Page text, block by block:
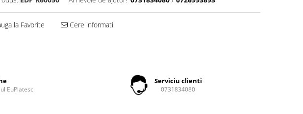
la Favorite Cere informatii
EuPlatesc
Serviciu clienti
0731834080